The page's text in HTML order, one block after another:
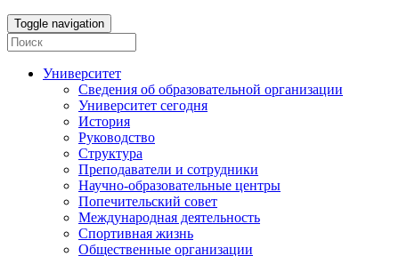
Toggle navigation
Университет
Сведения об образовательной организации
Университет сегодня
История
Руководство
Структура
Преподаватели и сотрудники
Научно-образовательные центры
Попечительский совет
Международная деятельность
Спортивная жизнь
Общественные организации